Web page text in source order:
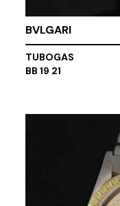
BVLGARI
TUBOGAS
BB 19 21